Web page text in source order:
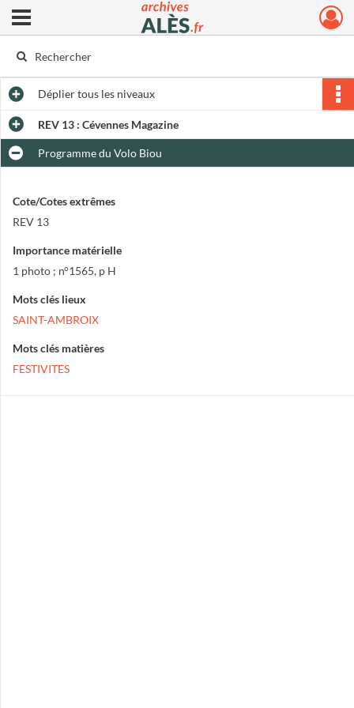
Archives municipales d'Alès
Ouvrir le menu déroulant
Dépliertous les niveaux
REV 13 : Cévennes Magazine
Programme du Volo Biou
Cote/Cotes extrêmes
REV 13
Importance matérielle
1 photo ; n°1565, p H
Mots clés lieux
SAINT-AMBROIX
Mots clés matières
FESTIVITES